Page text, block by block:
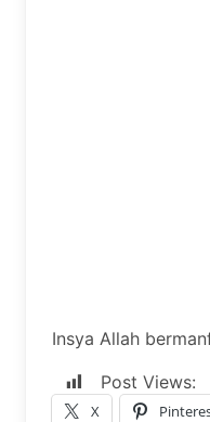
Insya Allah
Post Views:
X